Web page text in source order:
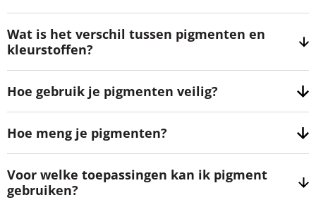
Wat is het verschil tussen pigmenten en
kleurstoffen?
Hoe gebruik je pigmenten veilig?
Hoe meng je pigmenten?
Voor welke toepassingen kan ik pigment
gebruiken?